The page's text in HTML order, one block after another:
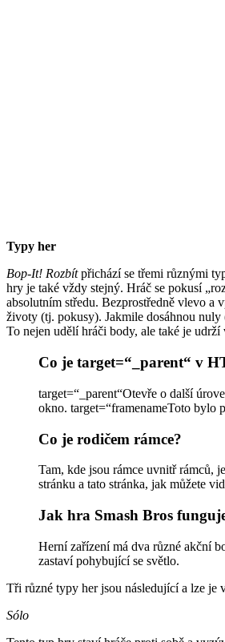
Typy her
Bop-It! Rozbítpřichází se třemi různými
hry je také vždy stejný. Hráč se pokusí
absolutním středu. Bezprostředně vlevo a
životy (tj. pokusy). Jakmile dosáhnou nuly
To nejen udělí hráči body, ale také je
Co je target=“_parent“ v
target=“_parent“Otevře o další
okno. target=“framenameToto bylo
Co je rodičem rámce?
Tam, kde jsou rámce uvnitř rámců,
stránku a tato stránka, jak můžete
Jak hra Smash Bros
Herní zařízení má dva různé akční
zastaví pohybující se světlo.
Tři různé typy her jsou následující a lze je
Sólo